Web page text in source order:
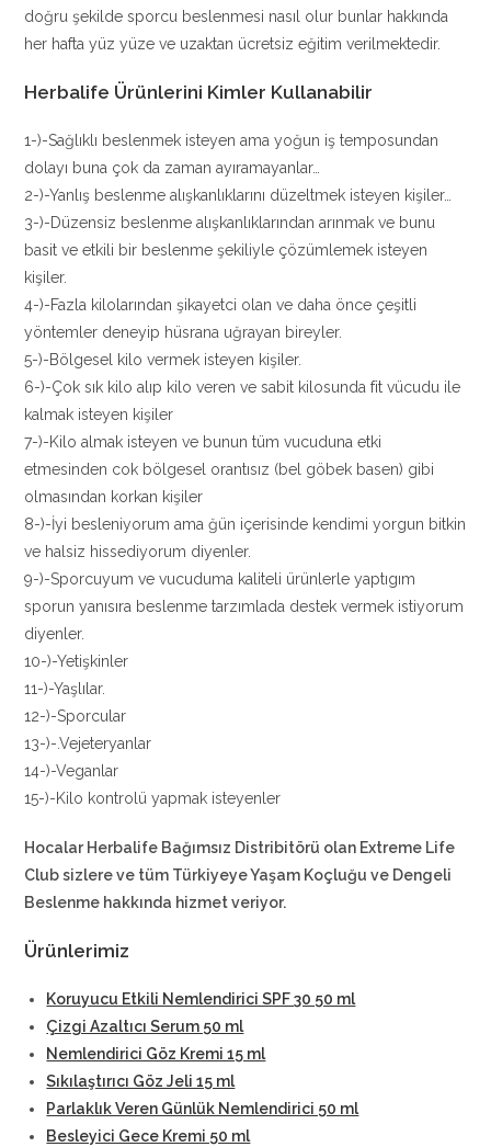
doğru şekilde sporcu beslenmesi nasıl olur bunlar hakkında
her hafta yüz yüze ve uzaktan ücretsiz eğitim verilmektedir.
Herbalife Ürünlerini Kimler Kullanabilir
1-)-Sağlıklı beslenmek isteyen ama yoğun iş temposundan
dolayı buna çok da zaman ayıramayanlar…
2-)-Yanlış beslenme alışkanlıklarını düzeltmek isteyen kişiler…
3-)-Düzensiz beslenme alışkanlıklarından arınmak ve bunu
basit ve etkili bir beslenme şekiliyle çözümlemek isteyen
kişiler.
4-)-Fazla kilolarından şikayetci olan ve daha önce çeşitli
yöntemler deneyip hüsrana uğrayan bireyler.
5-)-Bölgesel kilo vermek isteyen kişiler.
6-)-Çok sık kilo alıp kilo veren ve sabit kilosunda fit vücudu ile
kalmak isteyen kişiler
7-)-Kilo almak isteyen ve bunun tüm vucuduna etki
etmesinden cok bölgesel orantısız (bel göbek basen) gibi
olmasından korkan kişiler
8-)-İyi besleniyorum ama ğün içerisinde kendimi yorgun bitkin
ve halsiz hissediyorum diyenler.
9-)-Sporcuyum ve vucuduma kaliteli ürünlerle yaptıgım
sporun yanısıra beslenme tarzımlada destek vermek istiyorum
diyenler.
10-)-Yetişkinler
11-)-Yaşlılar.
12-)-Sporcular
13-)-.Vejeteryanlar
14-)-Veganlar
15-)-Kilo kontrolü yapmak isteyenler
Hocalar Herbalife Bağımsız Distribitörü olan Extreme Life
Club sizlere ve tüm Türkiyeye Yaşam Koçluğu ve Dengeli
Beslenme hakkında hizmet veriyor.
Ürünlerimiz
Koruyucu Etkili Nemlendirici SPF 30 50 ml
Çizgi Azaltıcı Serum 50 ml
Nemlendirici Göz Kremi 15 ml
Sıkılaştırıcı Göz Jeli 15 ml
Parlaklık Veren Günlük Nemlendirici 50 ml
Besleyici Gece Kremi 50 ml